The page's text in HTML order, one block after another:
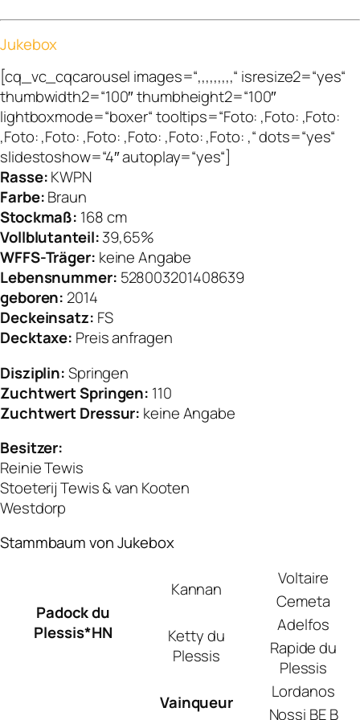
Jukebox
[cq_vc_cqcarousel images=“,,,,,,,,,“ isresize2=“yes“
thumbwidth2=“100″ thumbheight2=“100″
lightboxmode=“boxer“ tooltips=“Foto: ,Foto: ,Foto:
,Foto: ,Foto: ,Foto: ,Foto: ,Foto: ,Foto: ,“ dots=“yes“
slidestoshow=“4″ autoplay=“yes“]
Rasse:KWPN
Farbe:Braun
Stockmaß: 168 cm
Vollblutanteil:39,65%
WFFS-Träger: keine Angabe
Lebensnummer: 528003201408639
geboren: 2014
Deckeinsatz: FS
Decktaxe: Preis anfragen
Disziplin:Springen
Zuchtwert Springen: 110
Zuchtwert Dressur: keine Angabe
Besitzer:
Reinie Tewis
Stoeterij Tewis & van Kooten
Westdorp
Stammbaum von Jukebox
Padock du
Plessis*HN
Kannan
Voltaire
Cemeta
Ketty du
Plessis
Adelfos
Rapide du
Plessis
Vainqueur
Lordanos
Nossi BE B